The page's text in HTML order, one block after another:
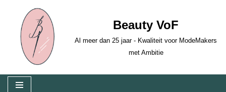
Skip
content
Beauty VoF
Al meer dan 25 jaar - Kwaliteit voor ModeMakers
met Ambitie